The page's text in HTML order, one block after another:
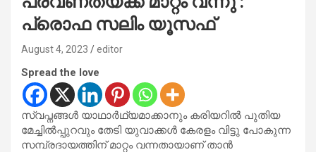
പ്രൊഫ സലിം യൂസഫ്
August 4, 2023 editor
Spread the love
സ്വപ്നങ്ങൾ യാഥാർഥ്യമാക്കാനും കരിയറിൽ പുതിയ
മേച്ചിൽപ്പുറവും തേടി യുവാക്കൾ കേരളം വിട്ടു പോകുന്ന
സമ്പ്രദായത്തിന് മാറ്റം വന്നതായാണ് താൻ